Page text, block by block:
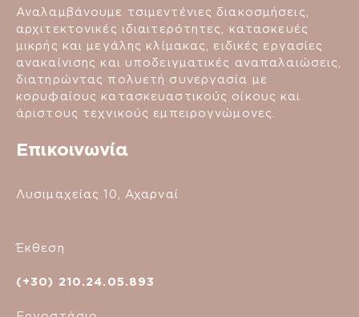
Αναλαμβάνουμε τσιμεντένιες διακοσμήσεις,
αρχιτεκτονικές ιδιαιτερότητες, κατασκευές
μικρής και μεγάλης κλίμακας, ειδικές εργασίες
ανακαίνισης και υποδειγματικές αναπαλαιώσεις,
διατηρώντας πολυετή συνεργασία με
κορυφαίους κατασκευαστικούς οίκους και
άριστους τεχνικούς εμπειρογνώμονες.
Επικοινωνία
Λυσιμαχείας 10, Αχαρναί
Έκθεση
(+30) 210.24.05.893